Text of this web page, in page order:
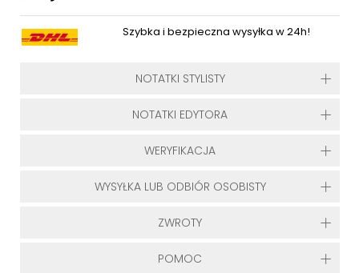
Szybka i bezpieczna wysyłka w 24h!
NOTATKI STYLISTY
NOTATKI EDYTORA
WERYFIKACJA
WYSYŁKA LUB ODBIÓR OSOBISTY
ZWROTY
POMOC